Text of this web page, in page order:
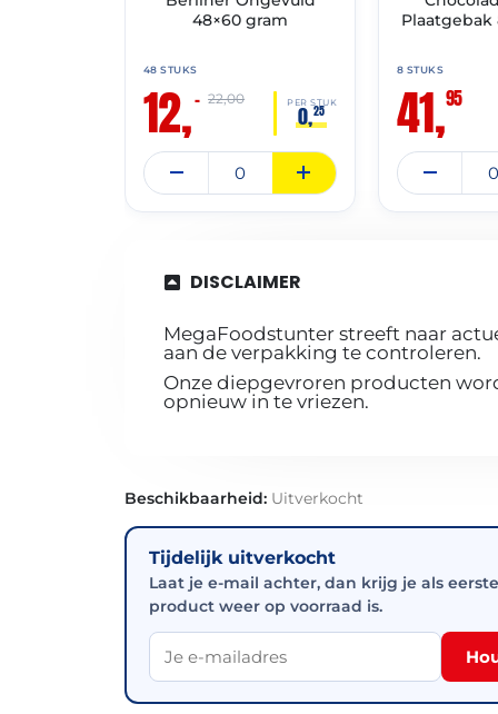
48×60 gram
48 STUKS
12,– PER STUK
0,25
22,00
Plaatgebak
8 STUKS
41,95
DISCLAIMER
MegaFoodstunter streeft naar
aan de verpakking te controleren.
Onze diepgevroren producten
opnieuw in te vriezen.
Beschikbaarheid: Uitverkocht
Tijdelijk uitverkocht
Laat je e-mail achter, dan krijg je als
product weer op voorraad is.